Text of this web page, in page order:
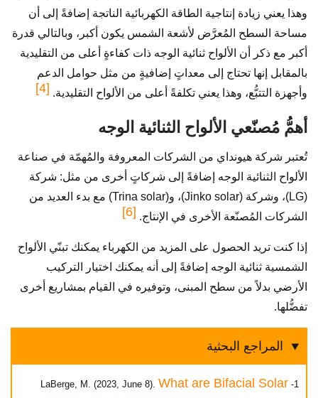
وهذا يعني زيادة إنتاجية الطاقة الكهربائية الناتجة إضافةً إلى أن
مساحة السطح المُعرَّض لأشعة الشمس يكون أكبر، وبالتالي قدرة
أكبر مع ذكر أن الألواح ثنائية الوجه ذات كفاءةٍ أعلى من التقليدية
بالمقابل إنها تحتاج إلى معداتٍ إضافيةٍ من مثل حوامل الدعم
وأجهزة التتبُّع، وهذا يعني تكلفةً أعلى من الألواح التقليدية. [4]
أهمُّ مُصنّعي الألواح الثنائية الوجه
تُعتبر شركة هيونداي من الشركات المعروفة والمُهمّة في صناعة
الألواح الثنائية الوجه إضافةً إلى شركاتٍ أخرى من مثل: شركة
(LG)، وشركة (Jinko solar)، و(Trina solar) مع بدء العديد من
الشركات المُصنّعة الأخرى في الإنتاج. [6]
إذا كنت تريد الحصول على المزيد من الكهرباء يمكنك تبنّي الألواح
الشمسية ثنائية الوجه إضافةً إلى أنه يمكنك اختيار التركيب
الأرضي بدلاً من سطح المبنى، وتوفيره في القيام بمشاريع أخرى
تفضُّلها.
المراجع البحثية
1- LaBerge, M. (2023, June 8).
What are Bifacial Solar